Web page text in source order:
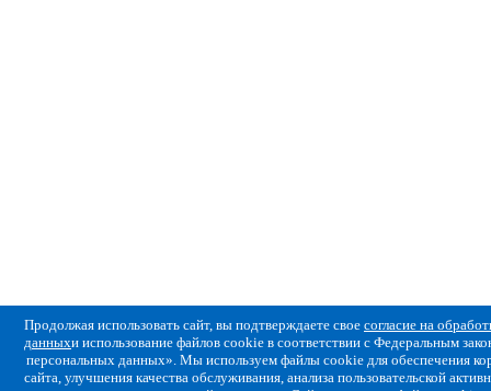
Продолжая использовать сайт, вы подтверждаете свое согласие на
данныхи использование файлов cookie в соответствии с Федеральным
персональных данных». Мы используем файлы cookie для обеспечения
сайта, улучшения качества обслуживания, анализа пользовательской